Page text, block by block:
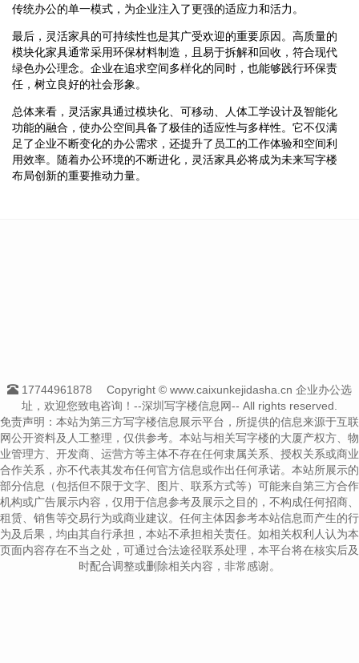
传统办公的单一模式，为企业注入了更强的适应力和活力。
最后，灵活家具的可持续性也是其广受欢迎的重要原因。高质量的
模块化家具通常采用环保材料制造，且易于拆解和回收，符合现代
绿色办公理念。企业在追求空间多样化的同时，也能够践行环保责
任，树立良好的社会形象。
总体来看，灵活家具通过模块化、可移动、人体工学设计及智能化
功能的融合，使办公空间具备了极佳的适应性与多样性。它不仅满
足了企业不断变化的办公需求，还提升了员工的工作体验和空间利
用效率。随着办公环境的不断进化，灵活家具必将成为未来写字楼
布局创新的重要推动力量。
17744961878
Copyright © www.caixunkejidasha.cn 企业办公选
址，欢迎您致电咨询！--深圳写字楼信息网-- All rights reserved.
免责声明：本站为第三方写字楼信息展示平台，所提供的信息来源于互联
网公开资料及人工整理，仅供参考。本站与相关写字楼的大厦产权方、物
业管理方、开发商、运营方等主体不存在任何隶属关系、授权关系或商业
合作关系，亦不代表其发布任何官方信息或作出任何承诺。本站所展示的
部分信息（包括但不限于文字、图片、联系方式等）可能来自第三方合作
机构或广告展示内容，仅用于信息参考及展示之目的，不构成任何招商、
租赁、销售等交易行为或商业建议。任何主体因参考本站信息而产生的行
为及后果，均由其自行承担，本站不承担相关责任。如相关权利人认为本
页面内容存在不当之处，可通过合法途径联系处理，本平台将在核实后及
时配合调整或删除相关内容，非常感谢。